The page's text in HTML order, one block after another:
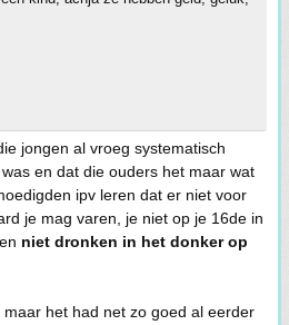
jongen al vroeg systematisch
en dat die ouders het maar wat
ipv leren dat er niet voor
je mag varen, je niet op je 16de in
niet dronken in het donker op
het had net zo goed al eerder